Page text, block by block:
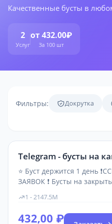
Качественные бусты в
2
Услуг
от 432.00₽
За 100 шт
Фильтры: Докрутка
Telegram - бусты на
⭐ Буст держится 1 день
ЗАЯВОК ❗ Бусты на
1 - 2147.5M
432,00 ₽